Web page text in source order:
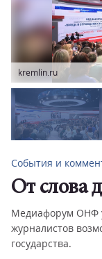
События и
От слова
Медиафорум ОНФ
журналистов
государства.
kremlin.ru